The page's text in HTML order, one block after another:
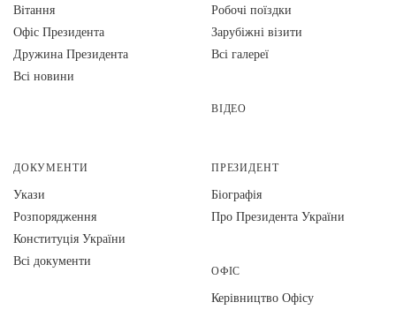
Вiтання
Офіс Президента
Дружина Президента
Всі новини
Робочі поїздки
Зарубіжні візити
Всі галереї
ВІДЕО
ДОКУМЕНТИ
Укази
Розпорядження
Конституція України
Всі документи
ПРЕЗИДЕНТ
Біографія
Про Президента України
ОФІС
Керівництво Офісу